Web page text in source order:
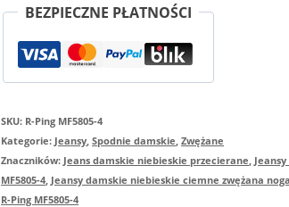
R-
Ping
model
4
BEZPIECZNE PŁATNOŚCI
SKU: R-Ping MF5805-4
Kategorie: Jeansy ,Spodnie damskie ,Zwężane
Znaczników: Jeans damskie niebieskie przecierane
MF5805-4 Jeansy damskie niebieskie ciemne zwężana
R-Ping MF5805-4